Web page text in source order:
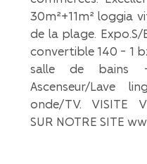
30m²+11m² loggia
de la plage. Expo.S/
convertible 140 - 1
salle de bains
Ascenseur/Lave
onde/TV. VISITE
SUR NOTRE SITE